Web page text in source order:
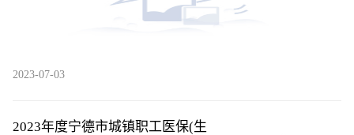
2023-07-03
2023年度宁德市城镇职工医保(生